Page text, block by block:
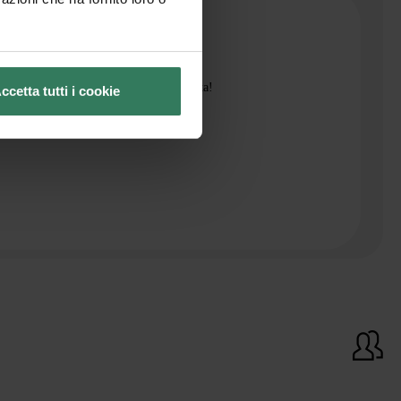
tutti i cookie
ago
di ottima qualità! Super consigliata!